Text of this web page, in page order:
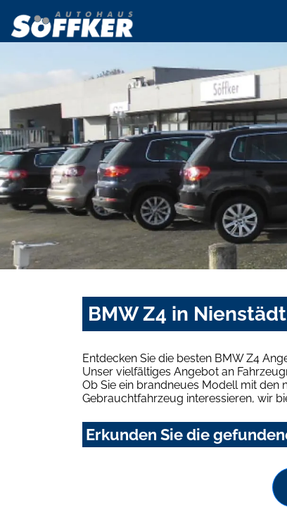
BMW Z4 in
Entdecken Sie die besten BMW Z4
Unser vielfältiges Angebot an
Ob Sie ein brandneues Modell mit
Gebrauchtfahrzeug interessieren, wir
Erkunden Sie die